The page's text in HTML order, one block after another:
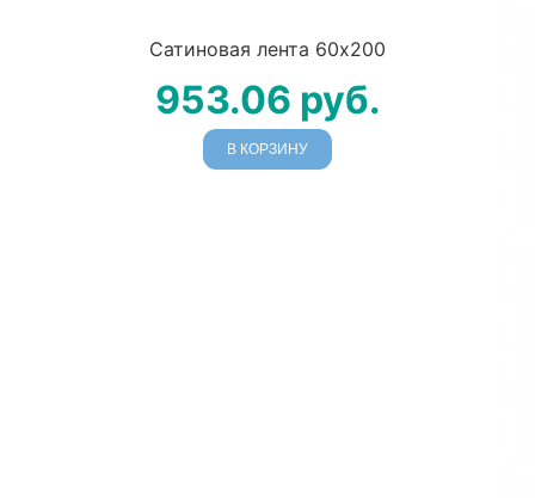
Сатиновая лента 60х200
953.06 руб.
В КОРЗИНУ